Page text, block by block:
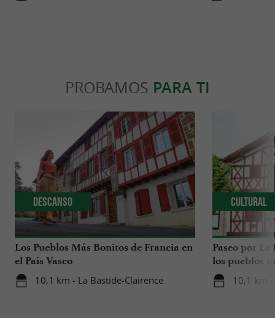
PROBAMOS PARA TI
Los Pueblos Más Bonitos de Francia en
el País Vasco
10,1 km - La Bastide-Clairence
Descanso
Paseo por
los pueblos
10,1 km -
Cultural